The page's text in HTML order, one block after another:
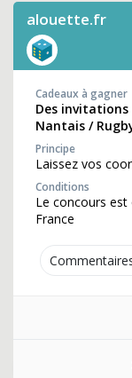
alouette.fr
Cadeaux à gagner
Des
Nantais /
Principe
Laissez vos
Conditions
Le concours
France